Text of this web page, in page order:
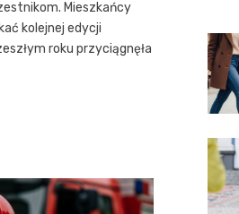
Mieszkańcy
kolejnej edycji
roku przyciągnęła